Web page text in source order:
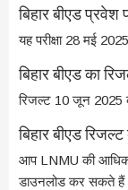
बिहार बीएड प्रवेश
यह परीक्षा 28 मई
बिहार बीएड का
रिजल्ट 10 जून 2025
बिहार बीएड
आप LNMU की
डाउनलोड कर सकते